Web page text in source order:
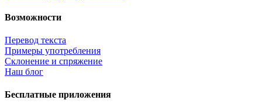
Возможности
Перевод текста
Примеры употребления
Склонение и спряжение
Наш блог
Бесплатные приложения